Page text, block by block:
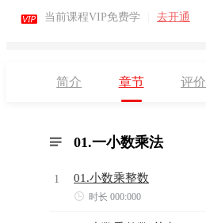
 当前课程VIP免费学 去开通
简介 章节 评价
 01.一小数乘法
1 01.小数乘整数
 时长 000:000